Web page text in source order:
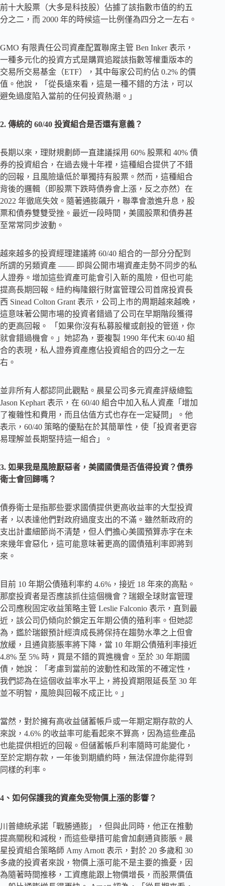
前十大股票（大多是科技股）佔據了該指數市值的約五
分之二，而 2000 年的時候這一比例僅為四分之一左右。
GMO 有限責任公司資產配置聯席主管 Ben Inker 表示，
一種多元化的投資方式是購買追蹤該指數等權重版本的
交易所交易基金（ETF），其中每家公司約佔 0.2% 的價
值。他說，「從長遠來看，這是一種不錯的方法，可以
避免過度陷入當前的任何投資熱潮。」
2. 傳統的 60/40 投資組合是否還有意義？
長期以來，理財規劃師一直建議採用 60% 股票和 40% 債
券的投資組合，在過去幾十年裡，這種組合提供了不錯
的回報，且風險遠低於單獨持有股票。然而，這種組合
背後的邏輯（即股票下跌時債券會上漲，反之亦然）在
2022 年徹底失效。隨著通膨飆升，聯準會激進升息，股
票和債券雙雙受挫。最近一段時間，美國股票和債券甚
至常常同步波動。
越來越多的投資經理建議將 60/40 組合的一部分分配到
所謂的另類資產 —— 即與公開市場資產走勢不同步的私
人證券。增加這些資產可能會引入新的風險，但也可能
提高長期回報。紐約梅隆銀行財富管理公司首席投資長
西 Sinead Colton Grant 表示，公司上市的周期越來越晚，
這意味著公開市場的投資者錯過了公司在早期階段獲得
的更高回報。 「如果你沒有私募股權或創投的管道，你
就會錯過機會。」她認為，要複製 1990 年代末 60/40 組
合的表現，私人證券資產應佔投資組合的四分之一左
右。
並非所有人都認同此觀點。晨星公司多元資產評級總監
Jason Kephart 表示，在 60/40 組合中加入私人資產「增加
了複雜性和費用，而且估值方式也存在一定疑問」。他
表示，60/40 策略的優點在於其簡單性，使「投資者更容
易理解並長期堅持這一組合」。
3. 如果我是風險厭惡者，美國國債是否值得投資？債券
衛士會回歸嗎？
債券衛士是指那些要求國債提供更高收益率的大型投資
者，以表達他們對政府過度支出的不滿。雖然新政府的
支出計畫細節尚不清楚，但人們擔心美國預算赤字在未
來幾年會惡化，這可能意味著更高的國債殖利率即將到
來。
目前 10 年期公債殖利率約 4.6%，接近 18 年來的高點。
那麼投資者是否應該抓住這個機會？瑞銀全球財富管理
公司應稅固定收益策略主管 Leslie Falconio 表示，直到最
近，該公司仍傾向於鎖定五年期公債的殖利率。但她認
為，鑑於瑞銀預計經濟成長將保持在趨勢水準之上但會
放緩，且通貨膨脹率將下降，當 10 年期公債殖利率接近
4.8% 至 5% 時，買是不錯的買進機會。至於 30 年期國
債，她說：「考慮到當前的波動性和政策的不確定性，
我們認為在這個收益率水平上，將投資期限延長至 30 年
並不明智，風險與回報不成正比。」
當然，對於擁有高收益儲蓄帳戶或一年期定期存款的人
來說，4.6% 的收益率可能看起來不算高，因為這些產品
也能提供相近的回報。但儲蓄帳戶利率隨時可能變化，
至於定期存款，一年後到期續約時，無法保證你能得到
同樣的利率。
4、如何保護我的資產免受物價上漲的影響？
川普總統承諾「戰勝通膨」，但與此同時，他正在推動
提高關稅和減稅，而這些舉措可能會加劇通貨膨脹。晨
星投資組合策略師 Amy Arnott 表示，對於 20 多歲和 30
多歲的投資者來說，物價上漲可能不是主要的擔憂，因
為隨著時間推移，工資應能跟上物價增長，而股票價值